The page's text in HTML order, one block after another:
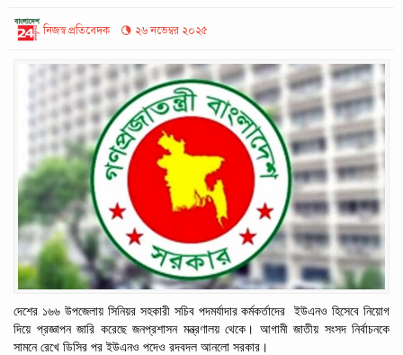
নিজস্ব প্রতিবেদক ২৬ নভেম্বর ২০২৫
দেশের ১৬৬ উপজেলায় সিনিয়র সহকারী সচিব পদমর্যাদার কর্মকর্তাদের ইউএনও হিসেবে নিয়োগ
দিয়ে প্রজ্ঞাপন জারি করেছে জনপ্রশাসন মন্ত্রণালয় থেকে। আগামী জাতীয় সংসদ নির্বাচনকে
সামনে রেখে ডিসির পর ইউএনও পদেও রদবদল আনলো সরকার।